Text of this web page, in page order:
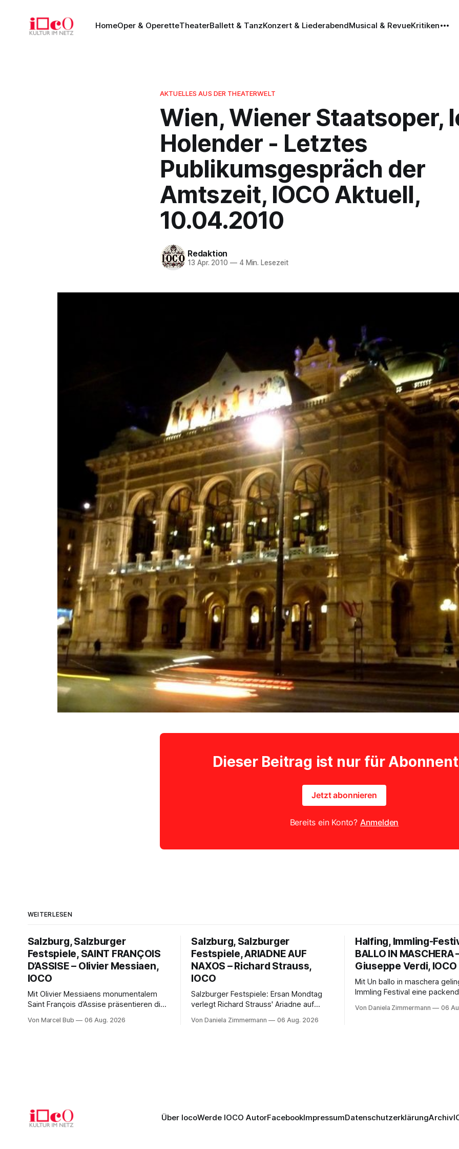
HomeOper & OperetteTheaterBallett & TanzKonzert & LiederabendMusical & RevueKritiken
AKTUELLES AUS DER THEATERWELT
Wien, Wiener Staatsoper,
Holender - Letztes
Publikumsgespräch der
Amtszeit, IOCO Aktuell,
10.04.2010
Redaktion
13 Apr. 2010 —4 Min. Lesezeit
Dieser Beitrag ist nur für
Jetzt abonnieren
Bereits ein Konto? Anmelden
WEITERLESEN
Salzburg, Salzburger
Festspiele, SAINT FRANÇOIS
D’ASSISE – Olivier Messiaen,
IOCO
Mit Olivier Messiaens monumentalem
Saint François d’Assise präsentieren die
außergewöhnlichen Opernabend.
Von Marcel Bub 06 Aug. 2026
Salzburg, Salzburger
Festspiele, ARIADNE AUF
NAXOS – Richard Strauss,
IOCO
Salzburger Festspiele: Ersan Mondtag
verlegt Richard Strauss' Ariadne auf
Science-Fiction mit Opernklassik.
Von Daniela Zimmermann 06 Aug. 2026
Halfing, Immling-
BALLO IN MASCHERA
Giuseppe Verdi, IOCO
Mit Un ballo in maschera
Immling Festival eine
Wirklichkeit. Verena von
Von Daniela Zimmermann 06
Über IocoWerde IOCO AutorFacebookImpressumDatenschutzerklärungArchiv